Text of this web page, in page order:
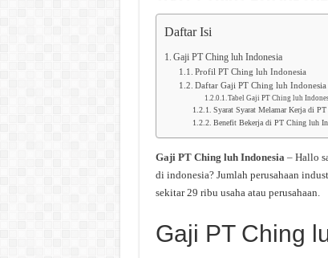
Daftar Isi
Gaji PT Ching luh Indonesia
Profil PT Ching luh Indonesia
Daftar Gaji PT Ching luh Indonesia
Tabel Gaji PT Ching luh
Syarat Syarat Melamar Kerja di
Benefit Bekerja di PT Ching luh
Gaji PT Ching luh Indonesia– Hallo
di indonesia? Jumlah perusahaan
sekitar 29 ribu usaha atau perusahaan.
Gaji PT Ching